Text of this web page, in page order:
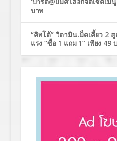
บาท
“คิทโด้” วิตามินเม็ดเคี้ยว 2
แรง “ซื้อ 1 แถม 1” เพียง 49